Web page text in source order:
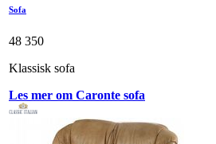
Sofa
48 350
Klassisk sofa
Les mer om Caronte sofa